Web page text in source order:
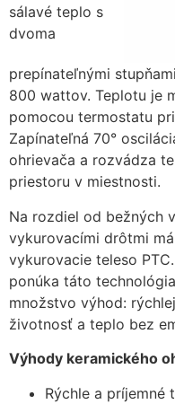
sálavé teplo s
dvoma
prepínateľnými
800 wattov. Teplotu je
pomocou termostatu
Zapínateľná 70°
ohrievača a rozvádza
priestoru v miestnosti.
Na rozdiel od bežných
vykurovacími drôtmi
vykurovacie teleso
ponúka táto
množstvo výhod:
životnosť a teplo bez
Výhody keramického
Rýchle a príjemné